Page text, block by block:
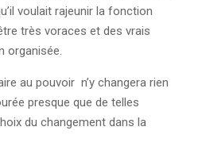
voulait rajeunir la fonction
très voraces et des vrais
organisée.
au pouvoir n’y changera rien
presque que de telles
du changement dans la